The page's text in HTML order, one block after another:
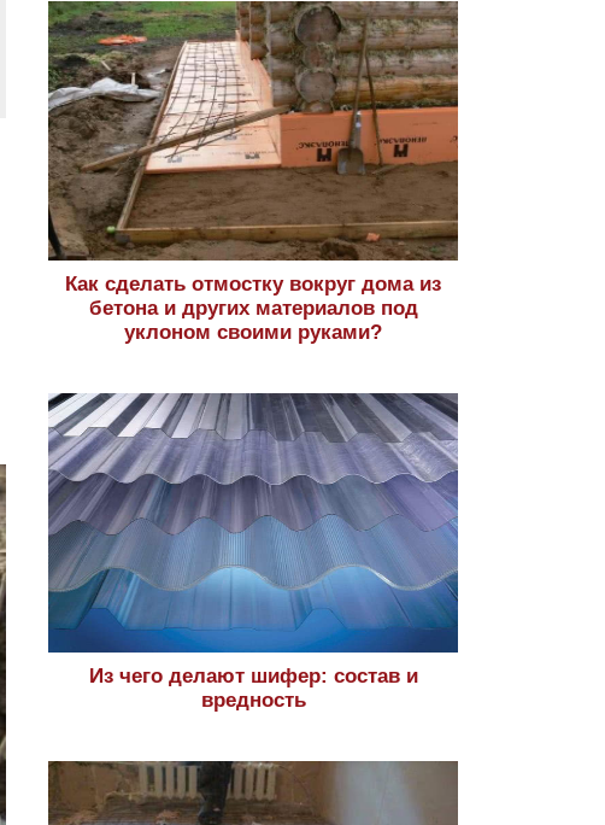
Как сделать отмостку вокруг дома из
бетона и других материалов под
уклоном своими руками?
Из чего делают шифер: состав и
вредность